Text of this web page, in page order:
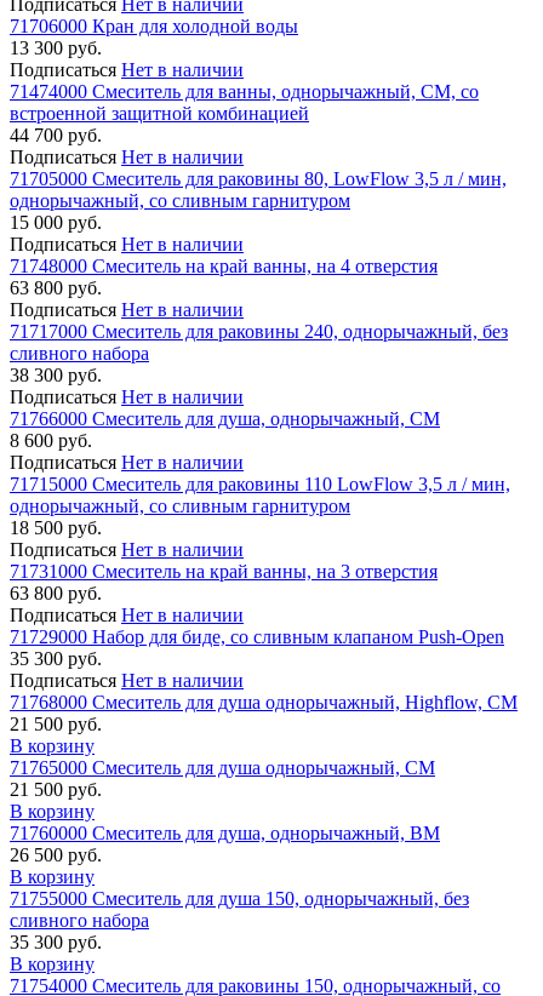
71706000 Кран для холодной воды
13 300 руб.
Подписаться Нет в наличии
71474000 Смеситель для ванны, однорычажный, СМ, со
встроенной защитной комбинацией
44 700 руб.
Подписаться Нет в наличии
71705000 Смеситель для раковины 80, LowFlow 3,5 л / мин,
однорычажный, со сливным гарнитуром
15 000 руб.
Подписаться Нет в наличии
71748000 Смеситель на край ванны, на 4 отверстия
63 800 руб.
Подписаться Нет в наличии
71717000 Смеситель для раковины 240, однорычажный, без
сливного набора
38 300 руб.
Подписаться Нет в наличии
71766000 Смеситель для душа, однорычажный, СМ
8 600 руб.
Подписаться Нет в наличии
71715000 Смеситель для раковины 110 LowFlow 3,5 л / мин,
однорычажный, со сливным гарнитуром
18 500 руб.
Подписаться Нет в наличии
71731000 Смеситель на край ванны, на 3 отверстия
63 800 руб.
Подписаться Нет в наличии
71729000 Набор для биде, со сливным клапаном Push-Open
35 300 руб.
Подписаться Нет в наличии
71768000 Смеситель для душа однорычажный, Highflow, СМ
21 500 руб.
В корзину
71765000 Смеситель для душа однорычажный, СМ
21 500 руб.
В корзину
71760000 Смеситель для душа, однорычажный, ВМ
26 500 руб.
В корзину
71755000 Смеситель для душа 150, однорычажный, без
сливного набора
35 300 руб.
В корзину
71754000 Смеситель для раковины 150, однорычажный, со